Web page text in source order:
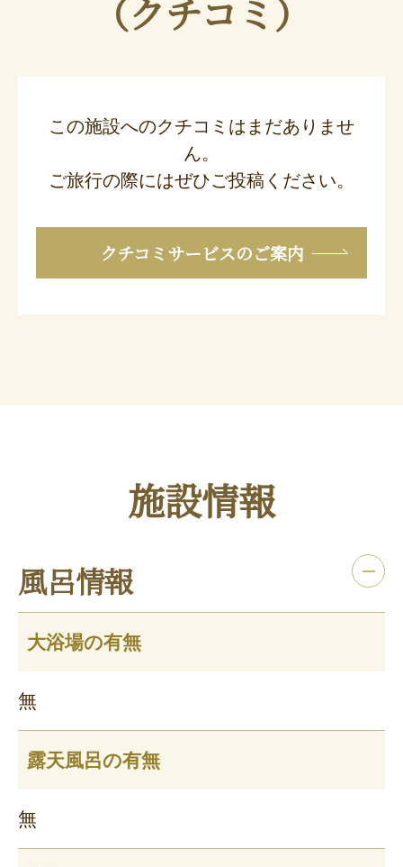
（クチコミ）
この施設へのクチコミはまだありませ
ん。
ご旅行の際にはぜひご投稿ください。
クチコミサービスのご案内
施設情報
風呂情報
大浴場の有無
無
露天風呂の有無
無